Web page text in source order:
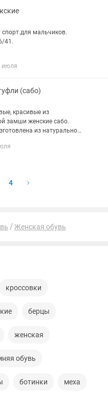
мальчиков.
41.
июля
(сабо)
красивые из
замши женские сабо.
из натуральной
40 размер ноги. Высота
4
Женская обувь
кроссовки
берцы
женская
обувь
ботинки меха